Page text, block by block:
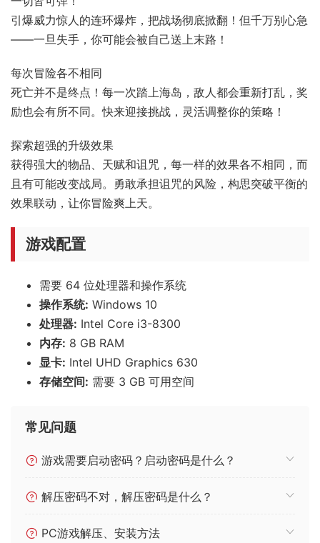
引爆威力惊人的连环爆炸，把战场彻底掀翻！但千万别心急
——一旦失手，你可能会被自己送上末路！
每次冒险各不相同
死亡并不是终点！每一次踏上海岛，敌人都会重新打乱，奖
励也会有所不同。快来迎接挑战，灵活调整你的策略！
探索超强的升级效果
获得强大的物品、天赋和诅咒，每一样的效果各不相同，而
且有可能改变战局。勇敢承担诅咒的风险，构思突破平衡的
效果联动，让你冒险爽上天。
游戏配置
需要 64 位处理器和操作系统
操作系统: Windows 10
处理器: Intel Core i3-8300
内存: 8 GB RAM
显卡: Intel UHD Graphics 630
存储空间: 需要 3 GB 可用空间
常见问题
游戏需要启动密码？启动密码是什么？
解压密码不对，解压密码是什么？
PC游戏解压、安装方法